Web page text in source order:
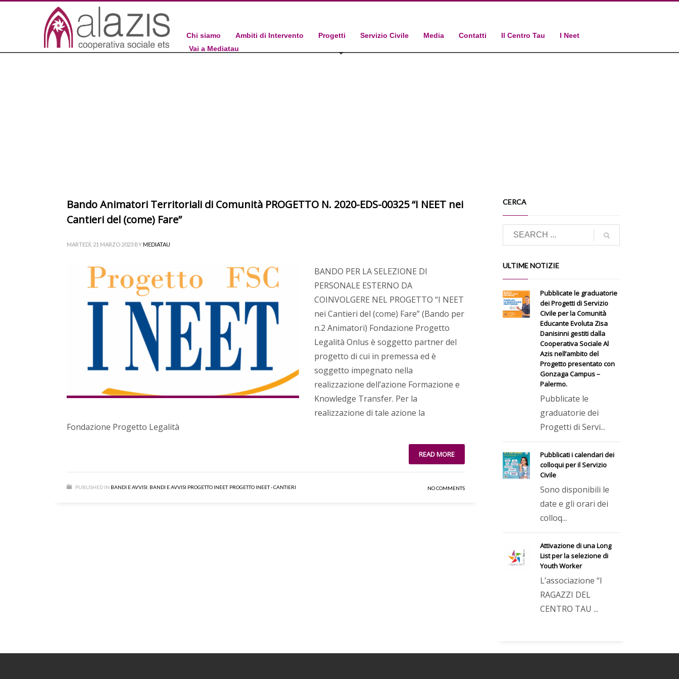
Chi siamo Ambiti di Intervento Progetti Servizio Civile Media Contatti Il Centro Tau
I Neet
Vai a Mediatau
Bando Animatori Territoriali di Comunità PROGETTO N. 2020-EDS-00325 “I NEET nei
Cantieri del (come) Fare”
MARTEDÌ, 21 MARZO 2023 BYMEDIATAU
BANDO PER LA SELEZIONE DI
PERSONALE ESTERNO DA
COINVOLGERE NEL PROGETTO “I NEET
nei Cantieri del (come) Fare” (Bando per
n.2 Animatori) Fondazione Progetto
Legalità Onlus è soggetto partner del
progetto di cui in premessa ed è
soggetto impegnato nella
realizzazione dell’azione Formazione e
Knowledge Transfer. Per la
realizzazione di tale azione la
Fondazione Progetto Legalità
READ MORE
PUBLISHED IN BANDI E AVVISI BANDI E AVVISI PROGETTO INEET, PROGETTO INEET - CANTIERI NO COMMENTS
CERCA
ULTIME NOTIZIE
Pubblicate le graduatorie
dei Progetti di Servizio
Civile per la Comunità
Educante Evoluta Zisa
Danisinni gestiti dalla
Cooperativa Sociale Al
Azis nell’ambito del
Progetto presentato con
Gonzaga Campus –
Palermo.
Pubblicate le
graduatorie dei
Progetti di Servi...
Pubblicati i calendari dei
colloqui per il Servizio
Civile
Sono disponibili le
date e gli orari dei
colloq...
Attivazione di una Long
List per la selezione di
Youth Worker
L’associazione “I
RAGAZZI DEL
CENTRO TAU ...